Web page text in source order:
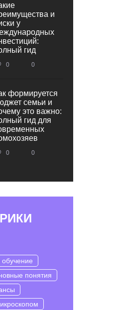
и
у
гид
0 0
формируется
семьи и
это важно:
гид для
0 0
понятия